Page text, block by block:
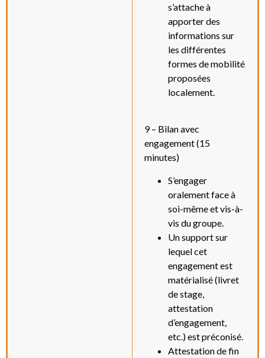
s’attache à
apporter des
informations sur
les différentes
formes de mobilité
proposées
localement.
9 – Bilan avec
engagement (15
minutes)
S’engager
oralement face à
soi-même et vis-à-
vis du groupe.
Un support sur
lequel cet
engagement est
matérialisé (livret
de stage,
attestation
d’engagement,
etc.) est préconisé.
Attestation de fin